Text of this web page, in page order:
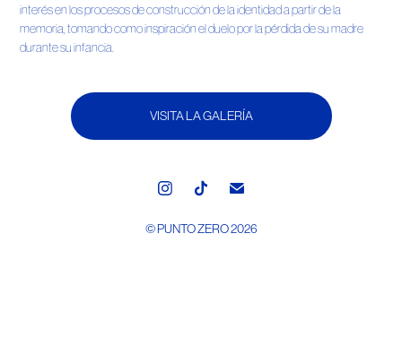
interés en los procesos de construcción de la identidad a partir de la
memoria, tomando como inspiración el duelo por la pérdida de su madre
durante su infancia.
VISITA LA GALERÍA
© PUNTO ZERO 2026